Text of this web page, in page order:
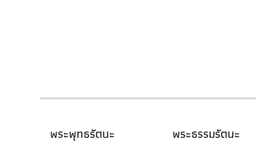
พระพุทธรัตนะ พระธรรมรัตนะ